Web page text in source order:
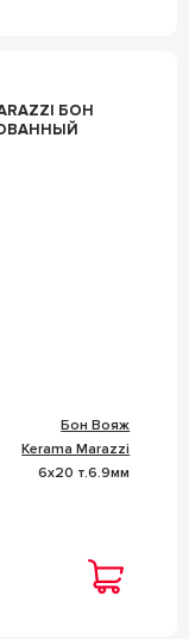
БОН
Бон Вояж
Kerama Marazzi
6x20 т.6.9мм